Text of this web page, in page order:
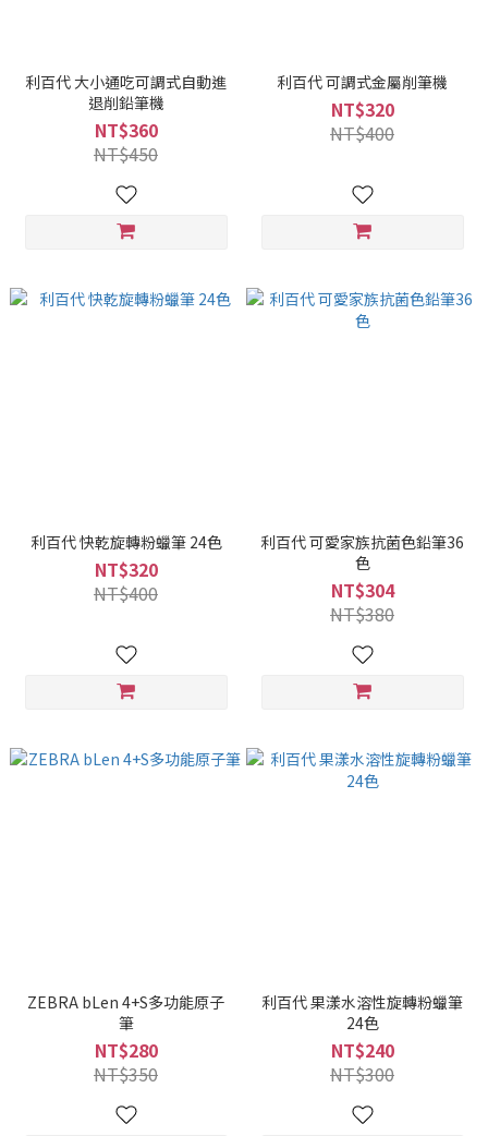
利百代 大小通吃可調式自動進
退削鉛筆機
NT$360
NT$450
利百代 可調式金屬削筆機
NT$320
NT$400
利百代 快乾旋轉粉蠟筆 24色
NT$320
NT$400
利百代 可愛家族抗菌色鉛筆36
色
NT$304
NT$380
ZEBRA bLen 4+S多功能原子
筆
NT$280
NT$350
利百代 果漾水溶性旋轉粉蠟筆
24色
NT$240
NT$300